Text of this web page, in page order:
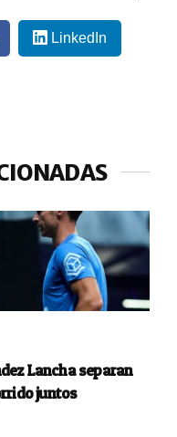
LinkedIn
Lancha separan
juntos